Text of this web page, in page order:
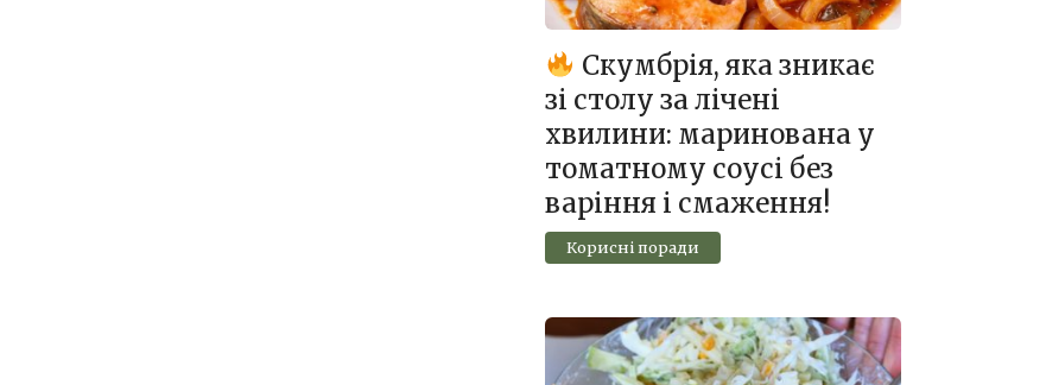
Скумбрія, яка зникає
зі столу за лічені
хвилини: маринована у
томатному соусі без
варіння і смаження!
Корисні поради